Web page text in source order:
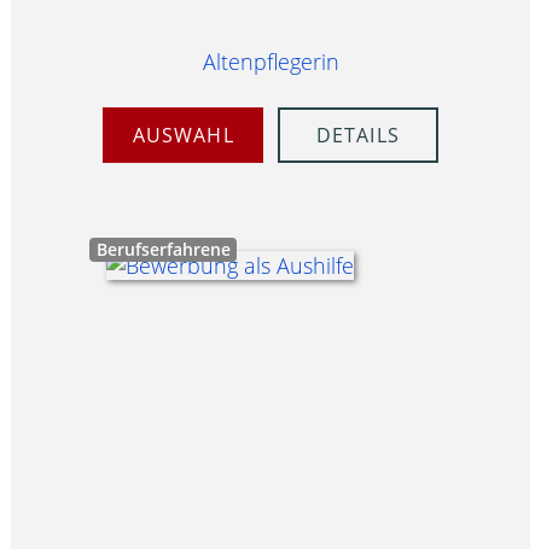
Altenpflegerin
AUSWAHL DETAILS
Berufserfahrene